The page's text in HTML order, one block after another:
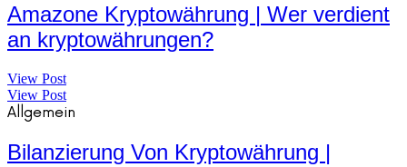
Amazone Kryptowährung | Wer verdient
an kryptowährungen?
View Post
View Post
Allgemein
Bilanzierung Von Kryptowährung |